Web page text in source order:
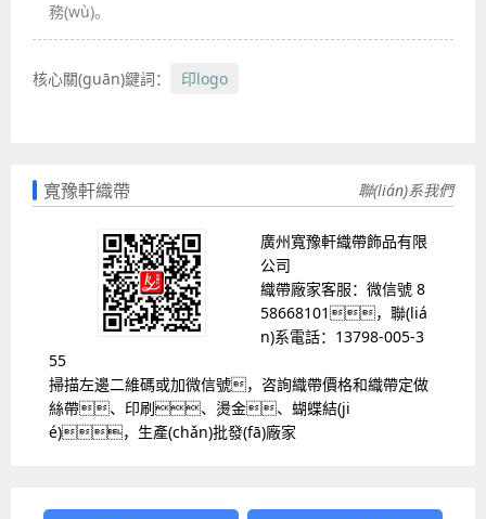
務(wù)。
核心關(guān)鍵詞： 印logo
寬豫軒織帶 聯(lián)系我們
廣州寬豫軒織帶飾品有限
公司
織帶廠家客服：微信號 8
58668101，聯(liá
n)系電話：13798-005-3
55
掃描左邊二維碼或加微信號，咨詢織帶價格和織帶定做
絲帶、印刷、燙金、蝴蝶結(ji
é)，生產(chǎn)批發(fā)廠家